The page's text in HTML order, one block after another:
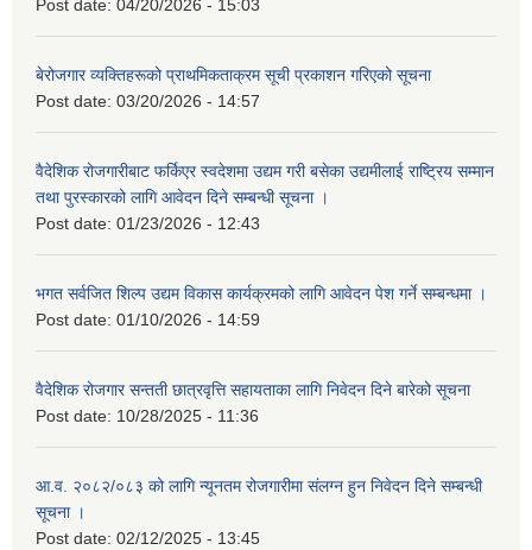
Post date: 04/20/2026 - 15:03
बेरोजगार व्यक्तिहरूको प्राथमिकताक्रम सूची प्रकाशन गरिएको सूचना
Post date: 03/20/2026 - 14:57
वैदेशिक रोजगारीबाट फर्किएर स्वदेशमा उद्यम गरी बसेका उद्यमीलाई राष्ट्रिय सम्मान
तथा पुरस्कारको लागि आवेदन दिने सम्बन्धी सूचना ।
Post date: 01/23/2026 - 12:43
भगत सर्वजित शिल्प उद्यम विकास कार्यक्रमको लागि आवेदन पेश गर्ने सम्बन्धमा ।
Post date: 01/10/2026 - 14:59
वैदेशिक रोजगार सन्तती छात्रवृत्ति सहायताका लागि निवेदन दिने बारेको सूचना
Post date: 10/28/2025 - 11:36
आ.व. २०८२/०८३ को लागि न्यूनतम रोजगारीमा संलग्न हुन निवेदन दिने सम्बन्धी
सूचना ।
Post date: 02/12/2025 - 13:45